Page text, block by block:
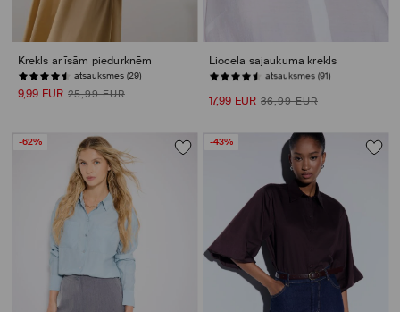
Krekls ar īsām piedurknēm
atsauksmes (29)
9,99 EUR 25,99 EUR
Liocela sajaukuma krekls
PĒDĒJĀS PRECES
17,99 EUR 36,99 EUR
-62% -43%